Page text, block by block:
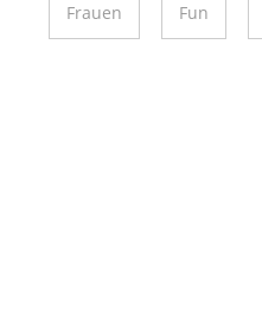
Frauen Fun